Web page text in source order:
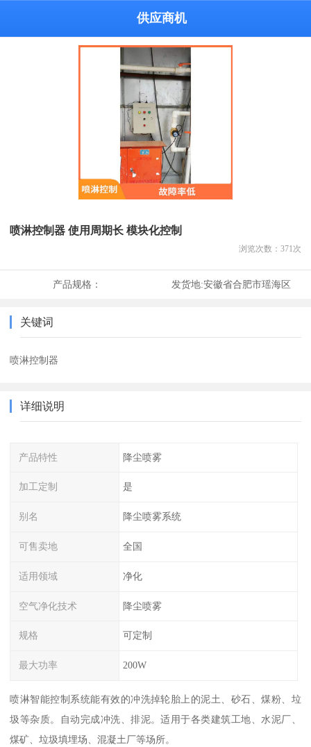
供应商机
喷淋控制器 使用周期长 模块化控制
浏览次数： 371 次
产品规格： 发货地:安徽省合肥市瑶海区
关键词
喷淋控制器
详细说明
产品特性 降尘喷雾
加工定制 是
别名 降尘喷雾系统
可售卖地 全国
适用领域 净化
空气净化技术 降尘喷雾
规格 可定制
最大功率 200W
喷淋智能控制系统能有效的冲洗掉轮胎上的泥土、砂石、煤粉、垃
圾等杂质。自动完成冲洗、排泥。适用于各类建筑工地、水泥厂、
煤矿、垃圾填埋场、混凝土厂等场所。